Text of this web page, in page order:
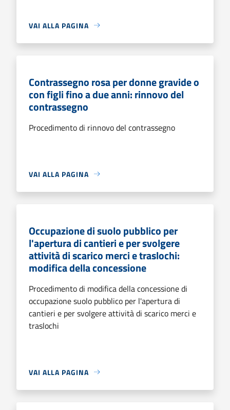
VAI ALLA PAGINA
Contrassegno rosa per donne gravide o
con figli fino a due anni: rinnovo del
contrassegno
Procedimento di rinnovo del contrassegno
VAI ALLA PAGINA
Occupazione di suolo pubblico per
l'apertura di cantieri e per svolgere
attività di scarico merci e traslochi:
modifica della concessione
Procedimento di modifica della concessione di
occupazione suolo pubblico per l'apertura di
cantieri e per svolgere attività di scarico merci e
traslochi
VAI ALLA PAGINA